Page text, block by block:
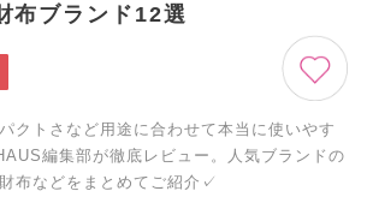
布ブランド12選
クトさなど用途に合わせて本当に使いやす
編集部が徹底レビュー。人気ブランドの
布などをまとめてご紹介✓